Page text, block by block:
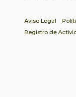
Aviso Legal
Registro de